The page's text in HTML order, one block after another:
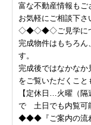
富な不動産情報もご
お気軽にご相談下さ
◇◆◇◆◇ご見学
完成物件はもちろん
す。
完成後ではなかなか
をご覧いただくこと
【定休日…火曜（
で 土日でも内覧可
◆◆◆『ご案内の